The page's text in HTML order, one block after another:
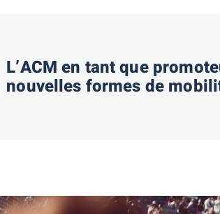
L’ACM en tant que
nouvelles formes de